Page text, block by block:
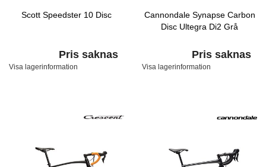
Scott Speedster 10 Disc
Pris saknas
Visa lagerinformation
Cannondale Synapse Carbon
Disc Ultegra Di2 Grå
Pris saknas
Visa lagerinformation